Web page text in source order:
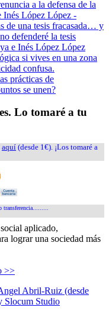
a la defensa de la
Inés López López -
de una tesis fracasada… y
defenderé la tesis
e Inés López López
si vives en una zona
confusa.
prácticas de
se unen?
Lo tomaré a tu
aquí (desde 1€). ¡Los tomaré a
aplicado,
lograr una sociedad más
>>
Abril-Ruiz (desde
Slocum Studio